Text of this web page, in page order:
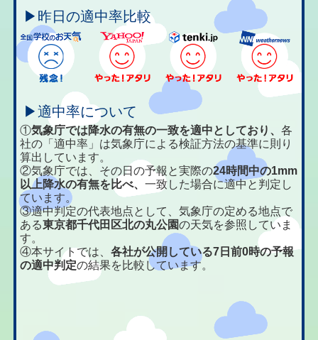
▶昨日の適中率比較
▶適中率について
①気象庁では降水の有無の一致を適中としており、各
社の「適中率」は気象庁による検証方法の基準に則り
算出しています。
②気象庁では、その日の予報と実際の24時間中の1mm
以上降水の有無を比べ、一致した場合に適中と判定し
ています。
③適中判定の代表地点として、気象庁の定める地点で
ある東京都千代田区北の丸公園の天気を参照していま
す。
④本サイトでは、各社が公開している7日前0時の予報
の適中判定の結果を比較しています。